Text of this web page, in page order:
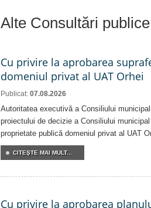
Alte Consultări publice
Cu privire la aprobarea
domeniul privat al UAT Orhei
Publicat: 07.08.2026
Autoritatea executivă a Consiliului
proiectului de decizie a Consiliului
proprietate publică domeniul privat al UAT
CITEŞTE MAI MULT...
Cu privire la aprobarea